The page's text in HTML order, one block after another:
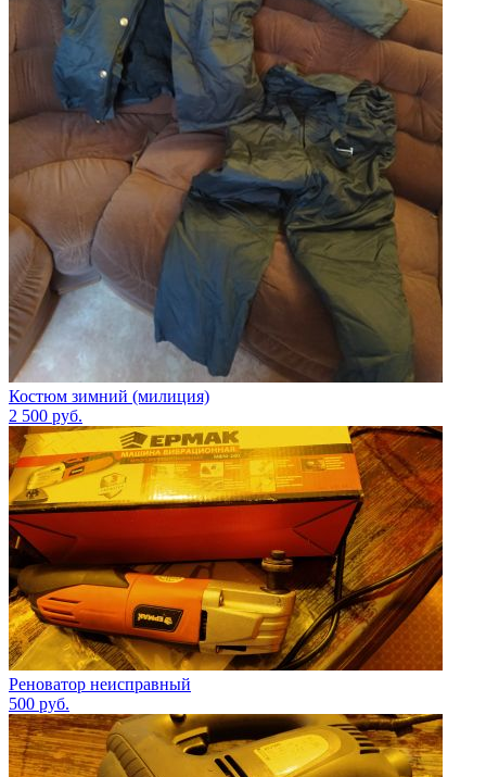
Костюм зимний (милиция)
2 500 руб.
Реноватор неисправный
500 руб.